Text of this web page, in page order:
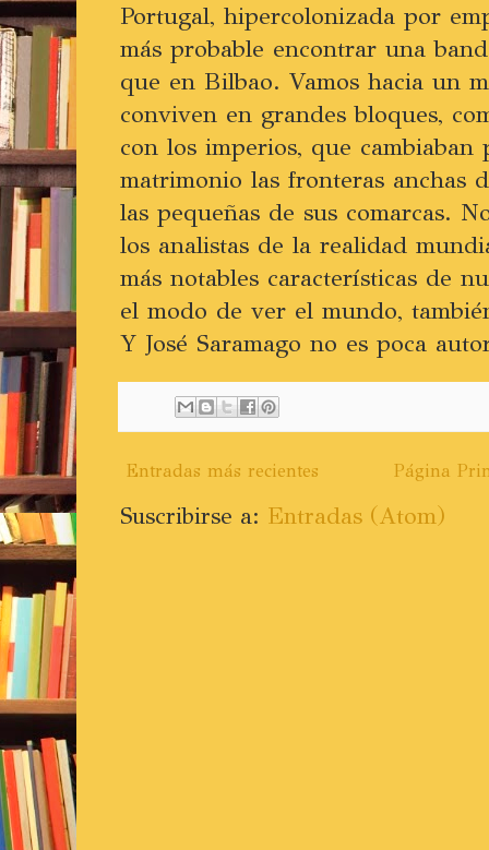
Portugal, hipercolonizada por
más probable encontrar una
que en Bilbao. Vamos hacia un
conviven en grandes bloques,
con los imperios, que cambiaban
matrimonio las fronteras anchas
las pequeñas de sus comarcas.
los analistas de la realidad
más notables características de
el modo de ver el mundo,
Y José Saramago no es poca
Entradas más recientes Página
Suscribirse a: Entradas (Atom)